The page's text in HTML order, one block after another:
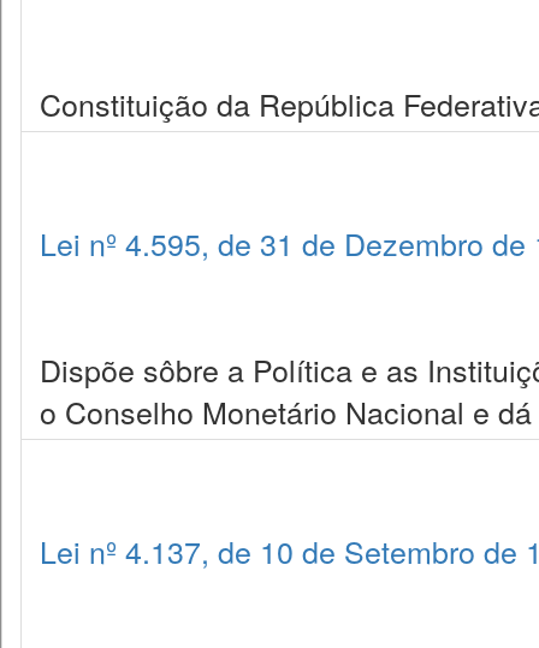
Constituição da República
Lei nº 4.595, de 31 de Dezembro de
Dispõe sôbre a Política e as
o Conselho Monetário Nacional e
Lei nº 4.137, de 10 de Setembro de